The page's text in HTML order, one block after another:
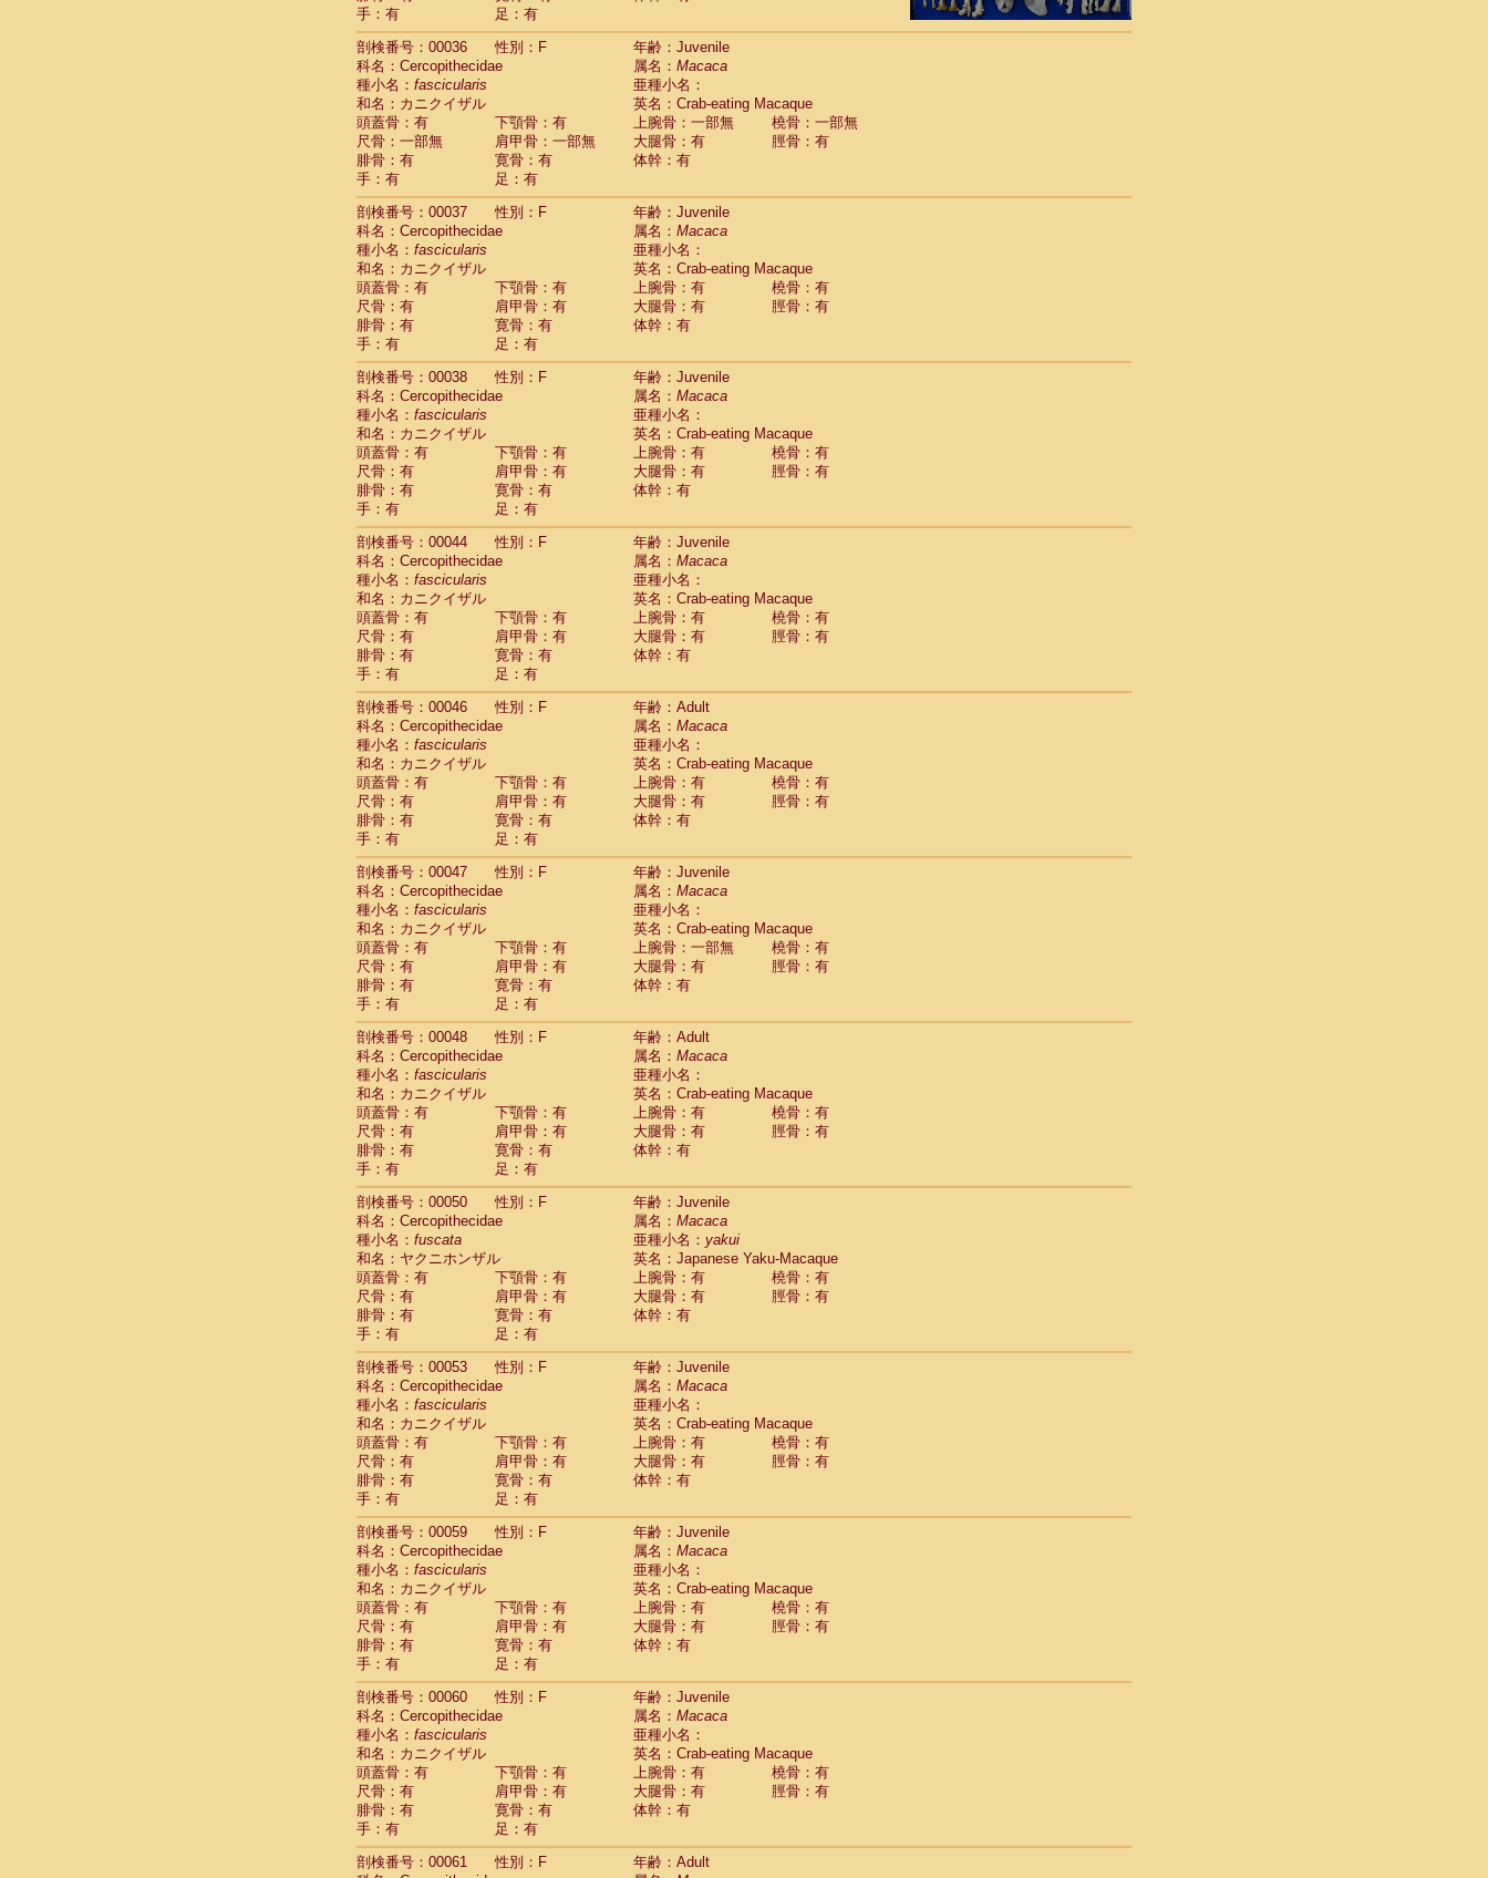
CercopithecidaeMacaca fuscata yakui
CercopithecidaeMacaca fuscatahybrid(1)
CercopithecidaeMacaca maura(3)
Cercopithecidae Macaca mulatta(56)
Cercopithecidae Macaca nemestrina(3)
Cercopithecidae Macaca nigra(0)
CercopithecidaeMacaca radiata(27)
CercopithecidaeMacaca silenus(0)
CercopithecidaeMacaca sinica (1)
CercopithecidaeMacaca sylvanus
CercopithecidaeMacaca thibetana (0)
Cercopithecidae Macaca tonkeana (0)
Cercopithecidae hybrid(1)
Cercopithecidae (0)
CercopithecidaeAllenopithecus nigroviridis
CercopithecidaeCercopithecus ascanius
CercopithecidaeCercopithecus ascanius schmidti
CercopithecidaeCercopithecus cephus
CercopithecidaeCercopithecus diana
CercopithecidaeCercopithecus hamlyni
Cercopithecidae Cercopithecus lhoesti
Cercopithecidae Cercopithecus mitis(1)
CercopithecidaeCercopithecus mitis doggetti
CercopithecidaeCercopithecus mitis albogularis(0)
CercopithecidaeCercopithecus mona
CercopithecidaeCercopithecus neglectus
CercopithecidaeCercopithecus nigroviridis(0)
CercopithecidaeCercopithecus petaurista buettikoferi
Cercopithecidae Cercopithecusspp.(0)
Cercopithecidae Chlorocebus aethiops
CercopithecidaeChlorocebus pygerythrus cynosuros (0)
CercopithecidaeErythrocebus patas (30)
CercopithecidaeMiopithecus talapoin
CercopithecidaeCercopithecinae spp.
CercopithecidaeColobus angolensis
CercopithecidaeColobus guereza (0)
Cercopithecidae Colobus polykomos(0)
Cercopithecidae Piliocolobus badius(0)
Cercopithecidae Kasi senex vetulus(1)
CercopithecidaeKasi senex
CercopithecidaeNasalis larvatus(0)
CercopithecidaePresbytes melalophos
CercopithecidaePygathrix nemaeus
CercopithecidaeSemnopithecus entellus(15)
Cercopithecidae Trachypithecus cristatus(0)
Cercopithecidae Trachypithecus francoisi
Cercopithecidae Trachypithecus obscurus(4)
CercopithecidaeTrachypithecus pileatus(0)
CercopithecidaeColobinae spp.(0)
CercopithecidaePresbytesinaespp.(0)
CercopithecidaeCercopithecidae
HylobatidaeHoolock hoolock(1)
HylobatidaeHylobates agilis
HylobatidaeHylobates klossii (0)
Hylobatidae
HylobatidaeHylobates moloch(2)
Hylobatidae Hylobates muelleri(0)
HylobatidaeHylobates pileatus(3)
Hylobatidae Hylobates
HylobatidaeHylobateshybrid(1)
HylobatidaeNomascus concolor(0)
HylobatidaeSymphalangus syndactylus(1)
Hominidae (0)
HominidaePan troglodytes
Hominidae Gorilla gorilla beringei(0)
Hominidae Gorilla gorilla gorilla(0)
Primates misc.(0)
Scandentia Dendrogale melanura
Scandentia Ptilocercus lowii
ScandentiaTupaia glis
Scandentia
Scandentia
手：有
足：有
剖検番号：00036
性別：F
年齢：Juvenile
科名：Cercopithecidae
属名： Macaca
種小名： fascicularis
亜種小名：
和名：カニクイザル
英名：Crab-eating Macaque
頭蓋骨：有
下顎骨：有 上腕骨：一部無
橈骨：一部無
尺骨：一部無
肩甲骨：一部無 大腿骨：有
脛骨：有
腓骨：有
寛骨：有
体幹：有
手：有
足：有
剖検番号：00037
性別：F
年齢：Juvenile
科名：Cercopithecidae
属名： Macaca
種小名： fascicularis
亜種小名：
和名：カニクイザル
英名：Crab-eating Macaque
頭蓋骨：有
下顎骨：有 上腕骨：有
橈骨：有
尺骨：有
肩甲骨：有 大腿骨：有
脛骨：有
腓骨：有
寛骨：有
体幹：有
手：有
足：有
剖検番号：00038
性別：F
年齢：Juvenile
科名：Cercopithecidae
属名： Macaca
種小名： fascicularis
亜種小名：
和名：カニクイザル
英名：Crab-eating Macaque
頭蓋骨：有
下顎骨：有 上腕骨：有
橈骨：有
尺骨：有
肩甲骨：有 大腿骨：有
脛骨：有
腓骨：有
寛骨：有
体幹：有
手：有
足：有
剖検番号：00044
性別：F
年齢：Juvenile
科名：Cercopithecidae
属名： Macaca
種小名： fascicularis
亜種小名：
和名：カニクイザル
英名：Crab-eating Macaque
頭蓋骨：有
下顎骨：有 上腕骨：有
橈骨：有
尺骨：有
肩甲骨：有 大腿骨：有
脛骨：有
腓骨：有
寛骨：有
体幹：有
手：有
足：有
剖検番号：00046
性別：F
年齢：Adult
科名：Cercopithecidae
属名： Macaca
種小名： fascicularis
亜種小名：
和名：カニクイザル
英名：Crab-eating Macaque
頭蓋骨：有
下顎骨：有 上腕骨：有
橈骨：有
尺骨：有
肩甲骨：有 大腿骨：有
脛骨：有
腓骨：有
寛骨：有
体幹：有
手：有
足：有
剖検番号：00047
性別：F
年齢：Juvenile
科名：Cercopithecidae
属名： Macaca
種小名： fascicularis
亜種小名：
和名：カニクイザル
英名：Crab-eating Macaque
頭蓋骨：有
下顎骨：有 上腕骨：一部無
橈骨：有
尺骨：有
肩甲骨：有 大腿骨：有
脛骨：有
腓骨：有
寛骨：有
体幹：有
手：有
足：有
剖検番号：00048
性別：F
年齢：Adult
科名：Cercopithecidae
属名： Macaca
種小名： fascicularis
亜種小名：
和名：カニクイザル
英名：Crab-eating Macaque
頭蓋骨：有
下顎骨：有 上腕骨：有
橈骨：有
尺骨：有
肩甲骨：有 大腿骨：有
脛骨：有
腓骨：有
寛骨：有
体幹：有
手：有
足：有
剖検番号：00050
性別：F
年齢：Juvenile
科名：Cercopithecidae
属名： Macaca
種小名： fuscata 亜種小名： yakui
和名：ヤクニホンザル
英名：Japanese Yaku-Macaque
頭蓋骨：有
下顎骨：有 上腕骨：有
橈骨：有
尺骨：有
肩甲骨：有 大腿骨：有
脛骨：有
腓骨：有
寛骨：有
体幹：有
手：有
足：有
剖検番号：00053
性別：F
年齢：Juvenile
科名：Cercopithecidae
属名： Macaca
種小名： fascicularis
亜種小名：
和名：カニクイザル
英名：Crab-eating Macaque
頭蓋骨：有
下顎骨：有 上腕骨：有
橈骨：有
尺骨：有
肩甲骨：有 大腿骨：有
脛骨：有
腓骨：有
寛骨：有
体幹：有
手：有
足：有
剖検番号：00059
性別：F
年齢：Juvenile
科名：Cercopithecidae
属名： Macaca
種小名： fascicularis
亜種小名：
和名：カニクイザル
英名：Crab-eating Macaque
頭蓋骨：有
下顎骨：有 上腕骨：有
橈骨：有
尺骨：有
肩甲骨：有 大腿骨：有
脛骨：有
腓骨：有
寛骨：有
体幹：有
手：有
足：有
剖検番号：00060
性別：F
年齢：Juvenile
科名：Cercopithecidae
属名： Macaca
種小名： fascicularis
亜種小名：
和名：カニクイザル
英名：Crab-eating Macaque
頭蓋骨：有
下顎骨：有 上腕骨：有
橈骨：有
尺骨：有
肩甲骨：有 大腿骨：有
脛骨：有
腓骨：有
寛骨：有
体幹：有
手：有
足：有
剖検番号：00061
性別：F
年齢：Adult